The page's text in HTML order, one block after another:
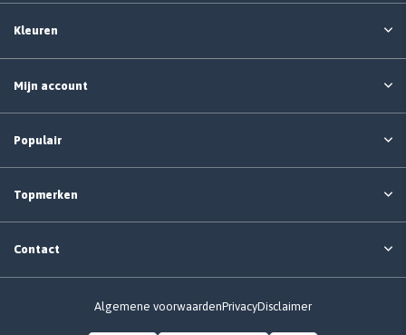
Kleuren
Mijn account
Populair
Topmerken
Contact
Algemene voorwaardenPrivacyDisclaimer